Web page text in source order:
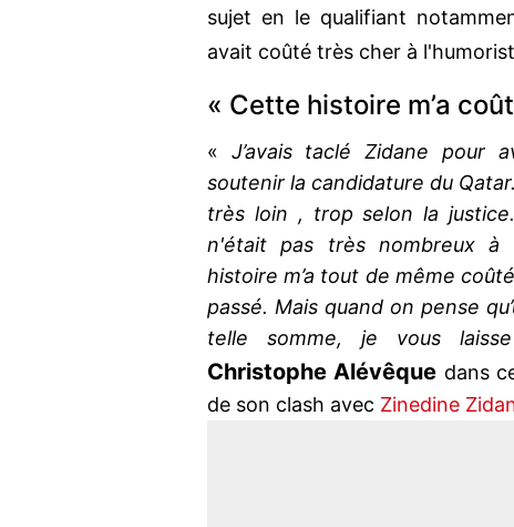
sujet en le qualifiant
avait coûté très cher à
« Cette histoire m’a
« J’avais taclé Zidane pour
soutenir la candidature du
très loin , trop selon la justice.
n'était pas très nombreux à
histoire m’a tout de même
passé. Mais quand on pense
telle somme, je vous
Christophe Alévêque dans
de son clash avec Zinedine